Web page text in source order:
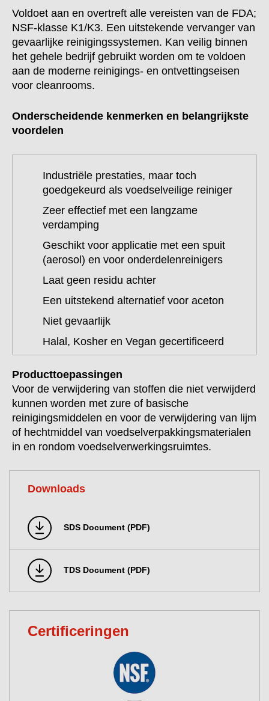
Voldoet aan en overtreft alle vereisten van de FDA;
NSF-klasse K1/K3. Een uitstekende vervanger van
gevaarlijke reinigingssystemen. Kan veilig binnen
het gehele bedrijf gebruikt worden om te voldoen
aan de moderne reinigings- en ontvettingseisen
voor cleanrooms.
Onderscheidende kenmerken en belangrijkste
voordelen
Industriële prestaties, maar toch
goedgekeurd als voedselveilige reiniger
Zeer effectief met een langzame
verdamping
Geschikt voor applicatie met een spuit
(aerosol) en voor onderdelenreinigers
Laat geen residu achter
Een uitstekend alternatief voor aceton
Niet gevaarlijk
Halal, Kosher en Vegan gecertificeerd
Producttoepassingen
Voor de verwijdering van stoffen die niet verwijderd
kunnen worden met zure of basische
reinigingsmiddelen en voor de verwijdering van lijm
of hechtmiddel van voedselverpakkingsmaterialen
in en rondom voedselverwerkingsruimtes.
Downloads
SDS Document (PDF)
TDS Document (PDF)
Certificeringen